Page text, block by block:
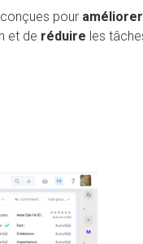
pour améliorer
et de réduire les